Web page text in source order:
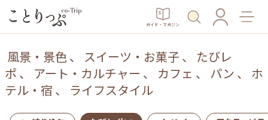
ガイド・マガジン
風景・景色、 スイーツ・お菓子、 たびレ
ポ 、 アート・カルチャー 、 カフェ 、 パン 、 ホ
テル・宿 、 ライフスタイル